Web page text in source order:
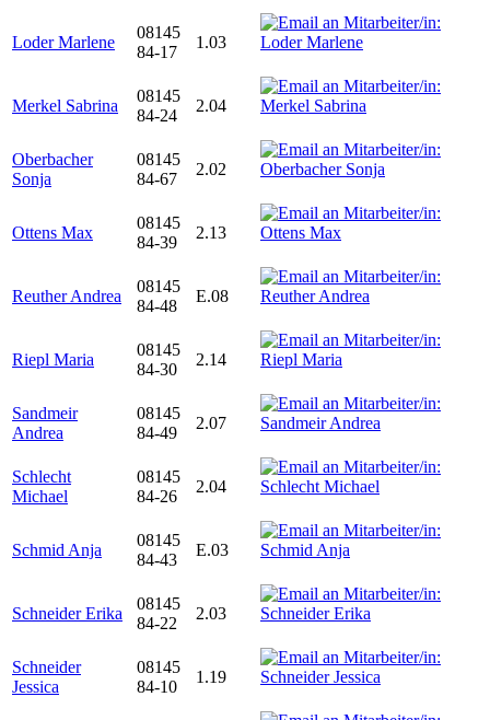
Loder Marlene
08145
84-17
1.03
Merkel Sabrina
08145
84-24
2.04
Oberbacher
Sonja
08145
84-67
2.02
Ottens Max
08145
84-39
2.13
Reuther Andrea
08145
84-48
E.08
Riepl Maria
08145
84-30
2.14
Sandmeir
Andrea
08145
84-49
2.07
Schlecht
Michael
08145
84-26
2.04
Schmid Anja
08145
84-43
E.03
Schneider Erika
08145
84-22
2.03
Schneider
Jessica
08145
84-10
1.19